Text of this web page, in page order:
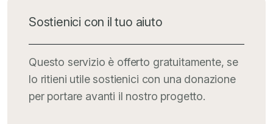
Sostienici con il tuo aiuto
Questo servizio è offerto gratuitamente, se
lo ritieni utile sostienici con una donazione
per portare avanti il nostro progetto.